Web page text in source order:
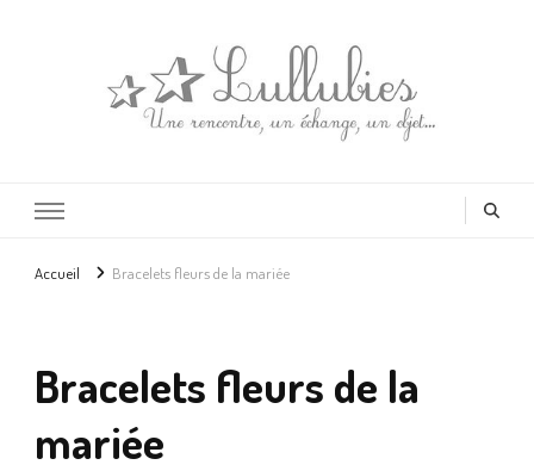
Accueil Bracelets fleurs de la mariée
Bracelets fleurs de la
mariée